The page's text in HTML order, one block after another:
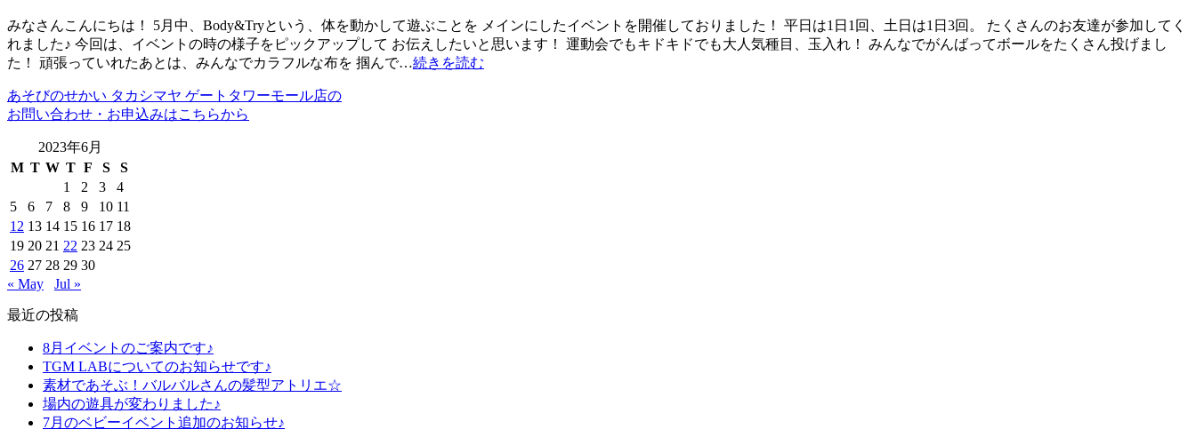
みなさんこんにちは！ 5月中、Body&Tryという、体を動かして遊ぶことを メインにしたイベントを開催しておりました！ 平日は1日1回、土日は1日3回。 たくさんのお友達が参加してく
れました♪ 今回は、イベントの時の様子をピックアップして お伝えしたいと思います！ 運動会でもキドキドでも大人気種目、玉入れ！ みんなでがんばってボールをたくさん投げまし
た！ 頑張っていれたあとは、みんなでカラフルな布を 掴んで…続きを読む
あそびのせかい タカシマヤ ゲートタワーモール店の
お問い合わせ・お申込みはこちらから
2023年6月
M T W T F S
S
1
2 3
4
5
6 7 8 9 10 11
12 13 14 15 16 17 18
19 20 21 22 23 24 25
26 27 28 29 30
« May
Jul »
最近の投稿
8月イベントのご案内です♪
TGM LABについてのお知らせです♪
素材であそぶ！バルバルさんの髪型アトリエ☆
場内の遊具が変わりました♪
7月のベビーイベント追加のお知らせ♪